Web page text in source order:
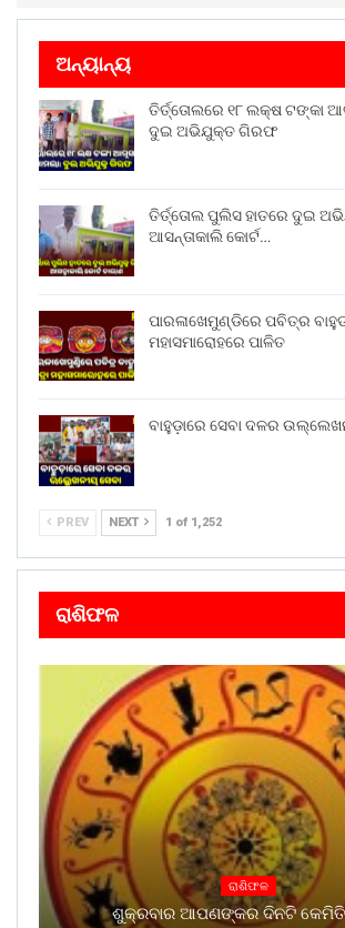
ଅନ୍ୟାନ୍ୟ
ତିର୍ତ୍ତୋଲରେ ୧୮ ଲକ୍ଷ ଟଙ୍କା
ଦୁଇ ଅଭିଯୁକ୍ତ ଗିରଫ
ତିର୍ତ୍ତୋଲ ପୁଲିସ ହାତରେ ଦୁଇ
ଆସନ୍ତାକାଲି କୋର୍ଟ…
ପାରଳାଖେମୁଣ୍ଡିରେ ପବିତ୍ର
ମହାସମାରୋହରେ ପାଳିତ
ବାହୁଡ଼ାରେ ସେବା ଦଳର
PREV NEXT 1 of 1,252
ରାଶିଫଳ
ରାଶିଫଳ
ଶୁକ୍ରବାର ଆପଣଙ୍କର ଦିନଟି